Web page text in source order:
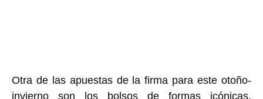
Otra de las apuestas de la firma para este otoño-
invierno son los bolsos de formas icónicas,